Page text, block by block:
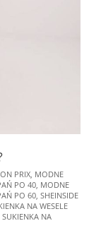
PRIX, MODNE
PO 40, MODNE
PO 60, SHEINSIDE
NA WESELE
SUKIENKA NA